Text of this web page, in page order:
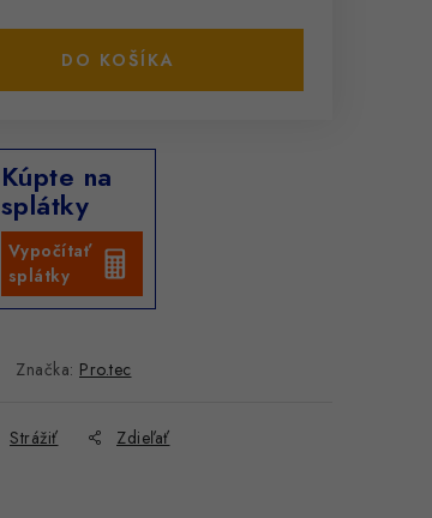
DO KOŠÍKA
Kúpte na
splátky
Vypočítať
splátky
Značka: Pro.tec
Strážiť Zdieľať